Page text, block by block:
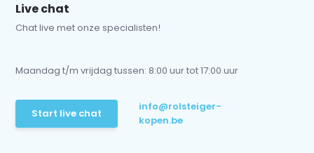
Live chat
Chat live met onze specialisten!
Maandag t/m vrijdag tussen: 8:00 uur tot 17:00 uur
Start live chat
info@rolsteiger-
kopen.be